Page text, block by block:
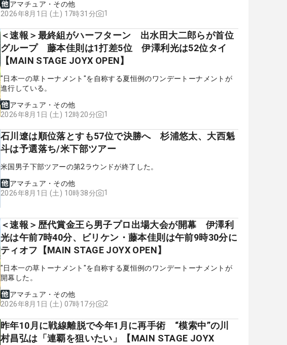
アマチュア・その他
2026年8月1日 (土) 17時31分
1
＜速報＞最終組がハーフターン 出水田大二郎らが首位
グループ 藤本佳則は1打差5位 伊澤利光は52位タイ
【MAIN STAGE JOYX OPEN】
"日本一の草トーナメント"を自称する夏恒例のワンデートーナメントが
進行している。
アマチュア・その他
2026年8月1日 (土) 12時20分
1
石川遼は順位落とすも57位で決勝へ 杉浦悠太、大西魁
斗は予選落ち/米下部ツアー
米国男子下部ツアーの第2ラウンドが終了した。
アマチュア・その他
2026年8月1日 (土) 10時38分
1
＜速報＞歴代賞金王ら男子プロ出場大会が開幕 伊澤利
光は午前7時40分、ビリケン・藤本佳則は午前9時30分に
ティオフ【MAIN STAGE JOYX OPEN】
"日本一の草トーナメント"を自称する夏恒例のワンデートーナメントが
開幕した。
アマチュア・その他
2026年8月1日 (土) 07時17分
2
昨年10月に戦線離脱で今年1月に再手術 “模索中”の川
村昌弘は「連覇を狙いたい」【MAIN STAGE JOYX